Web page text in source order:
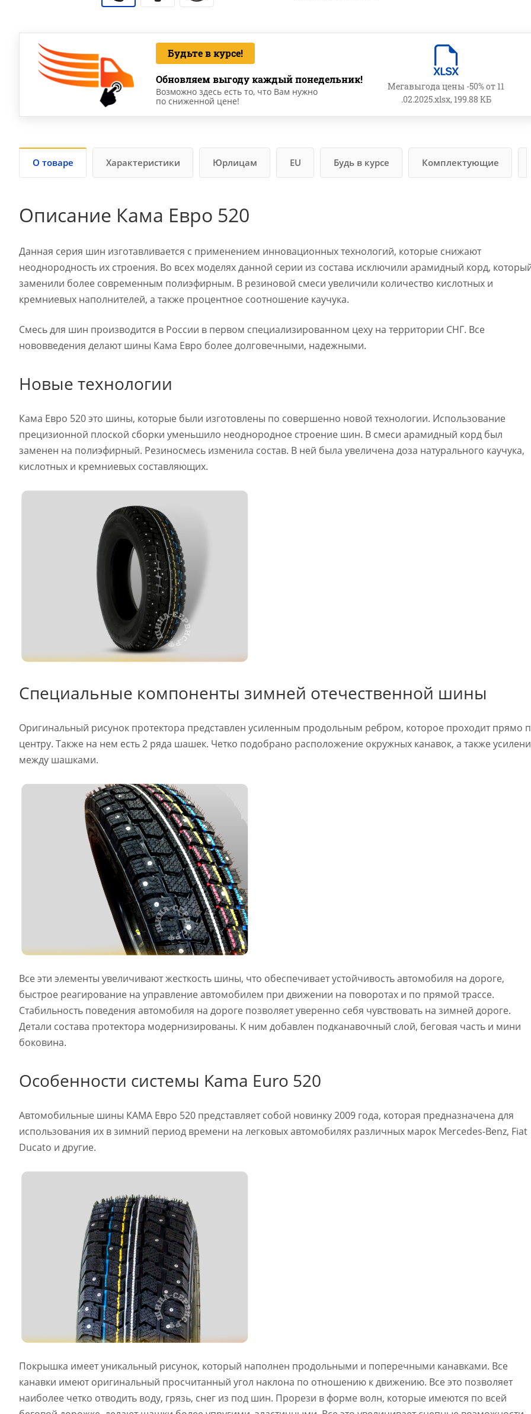
Будьте в курсе!
Обновляем выгоду каждый понедельник!
Возможно здесь есть то, что Вам нужно
по сниженной цене!
Мегавыгода цены -50% от 11
.02.2025.xlsx, 199.88 КБ
О товаре Характеристики Юрлицам EU Будь в курсе Комплектующие
Описание Кама Евро 520
Данная серия шин изготавливается с применением инновационных технологий, которые снижают
неоднородность их строения. Во всех моделях данной серии из состава исключили арамидный корд,
заменили более современным полиэфирным. В резиновой смеси увеличили количество кислотных и
кремниевых наполнителей, а также процентное соотношение каучука.
Смесь для шин производится в России в первом специализированном цеху на территории СНГ. Все
нововведения делают шины Кама Евро более долговечными, надежными.
Новые технологии
Кама Евро 520 это шины, которые были изготовлены по совершенно новой технологии. Использование
прецизионной плоской сборки уменьшило неоднородное строение шин. В смеси арамидный корд был
заменен на полиэфирный. Резиносмесь изменила состав. В ней была увеличена доза натурального каучука,
кислотных и кремниевых составляющих.
Специальные компоненты зимней отечественной шины
Оригинальный рисунок протектора представлен усиленным продольным ребром, которое проходит прямо
центру. Также на нем есть 2 ряда шашек. Четко подобрано расположение окружных канавок, а также
между шашками.
Все эти элементы увеличивают жесткость шины, что обеспечивает устойчивость автомобиля на дороге,
быстрое реагирование на управление автомобилем при движении на поворотах и по прямой трассе.
Стабильность поведения автомобиля на дороге позволяет уверенно себя чувствовать на зимней дороге.
Детали состава протектора модернизированы. К ним добавлен подканавочный слой, беговая часть и мини
боковина.
Особенности системы Kama Euro 520
Автомобильные шины КАМА Евро 520 представляет собой новинку 2009 года, которая предназначена для
использования их в зимний период времени на легковых автомобилях различных марок Mercedes-Benz, Fiat
Ducato и другие.
Покрышка имеет уникальный рисунок, который наполнен продольными и поперечными канавками. Все
канавки имеют оригинальный просчитанный угол наклона по отношению к движению. Все это позволяет
наиболее четко отводить воду, грязь, снег из под шин. Прорези в форме волн, которые имеются по всей